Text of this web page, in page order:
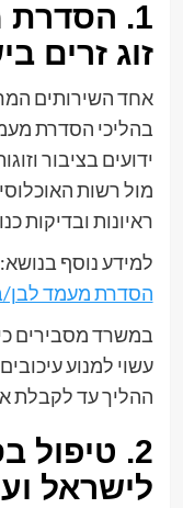
1.
זוג זרים
אחד השירותים
בהליכי הסדרת
ידועים בציבור
מול רשות
ראיונות ובדיקות
למידע נוסף בנושא:
הסדרת מעמד לבן/
במשרד מסבירים
עשוי למנוע
ההליך עד לקבלת
2. טיפול
לישראל